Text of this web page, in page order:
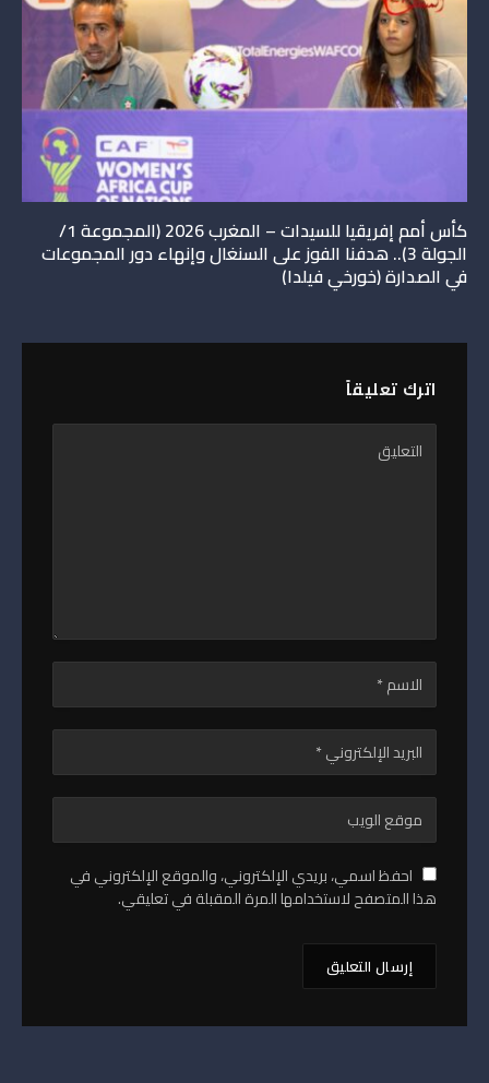
كأس أمم إفريقيا للسيدات – المغرب 2026 (المجموعة 1/
الجولة 3).. هدفنا الفوز على السنغال وإنهاء دور المجموعات
في الصدارة (خورخي فيلدا)
اترك تعليقاً
احفظ اسمي، بريدي الإلكتروني، والموقع الإلكتروني في
هذا المتصفح لاستخدامها المرة المقبلة في تعليقي.